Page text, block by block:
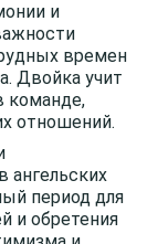
и
времен
Двойка учит
команде,
отношений.
ангельских
период для
и обретения